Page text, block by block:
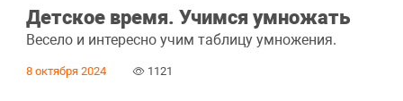
Детское время. Учимся умножать
Весело и интересно учим таблицу умножения.
8 октября 2024 1121